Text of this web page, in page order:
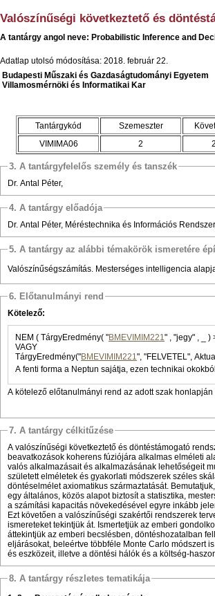
Valószínűségi következtető és
A tantárgy angol neve: Probabilistic Inference and
Adatlap utolsó módosítása: 2018. február 22.
Budapesti Műszaki és Gazdaságtudományi Egyetem
Villamosmérnöki és Informatikai Kar
Tantárgykód Szemeszter
VIMIMA06
2
3. A tantárgyfelelős személy és tanszék
Dr. Antal Péter,
4. A tantárgy előadója
Dr. Antal Péter, Méréstechnika és Információs
5. A tantárgy az alábbi témakörök ismeretére
Valószínűségszámítás. Mesterséges intelligencia
6. Előtanulmányi rend
Kötelező:
NEM ( TárgyEredmény( "BMEVIMIM221
"
VAGY
TárgyEredmény("BMEVIMIM221", "FELVETEL",
A fenti forma a Neptun sajátja, ezen technikai
A kötelező előtanulmányi rend az adott szak
7. A tantárgy célkitűzése
A valószínűségi következtető és döntéstámogató
beavatkozások koherens fúziójára alkalmas elméleti
valós alkalmazásait és alkalmazásának lehetőségeit
született elméletek és gyakorlati módszerek széles
döntéselmélet axiomatikus származtatását.
egy általános, közös alapot biztosít a statisztika,
a számítási kapacitás növekedésével egyre inkább
Ezt követően a valószínűségi szakértői rendszerek
ismereteket tekintjük át. Ismertetjük az emberi
áttekintjük az emberi becslésben, döntéshozatalban
eljárásokat, beleértve többféle Monte Carlo módszert
és eszközeit, illetve a döntési hálók és a költség-
8. A tantárgy részletes tematikája